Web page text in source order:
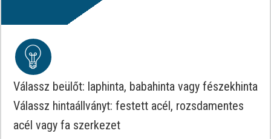
Válassz beülőt: laphinta, babahinta vagy fészekhinta
Válassz hintaállványt: festett acél, rozsdamentes
acél vagy fa szerkezet